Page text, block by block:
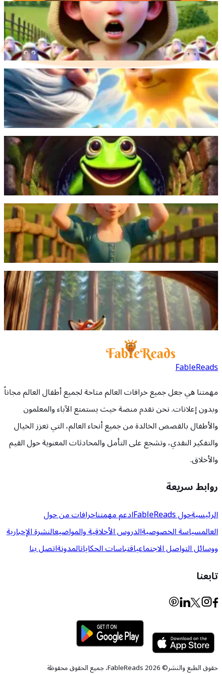
يصرخ صبي الراعي مرارًا "ذئب" ليخدع القرويين، لكن عندما يأتي
ذئب حقيقي، لا يصدقه أحد.
اقرأ المزيد
بدر الريح الشمالية والشمس في مسابقة لإزالة عباءة المسافر، لكن
الشمس فازت بلطفها ودفئها.
اقرأ المزيد
تلتقي ضفدعة سعيدة في بئر صغيرة بسلحفاة بحرية وتتعلم عن العالم
الواسع والرائع خارج منزلها.
اقرأ المزيد
تحلم فتاة صغيرة بالثروة المستقبلية، لكنها تسكب دلو الحليب وتفقد
ثروتها المتخيلة.
اقرأ المزيد
ثعلب ماكر يستخدم كلمات المديح لخداع غراب فخور لإسقاط الجبن
الذي يأخذه الثعلب بعد ذلك.
اقرأ المزيد
FableReads
مهمتنا هي جعل جميع خرافات العالم متاحة لجميع أطفال العالم مجاناً
وبدون إعلانات. نحن نقدم منصة حيث يستمتع الآباء والمعلمون
والأطفال بالقصص الخالدة من جميع أنحاء العالم، التي تعزز الخيال
والتفكير النقدي، وتشجع على التأمل والمحادثات المعنوية حول القيم
والأخلاق.
روابط سريعة
الرئيسيةحول FableReads ادعم مهمتناخرافات من حول
العالمسياسة الخصوصيةالدروس الأخلاقية والمواضيعالنشرة الإخبارية
ووسائل التواصل الاجتماعياقتباسات الحكاياتالمدونةاتصل بنا
تابعنا
حقوق الطبع والنشر© 2026 FableReads، جميع الحقوق محفوظة